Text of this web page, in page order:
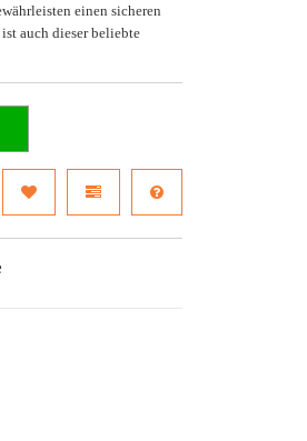
einen sicheren
auch dieser beliebte